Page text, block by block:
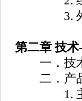
3. 外
第二章 技
一．技术
二．产
1. 主要